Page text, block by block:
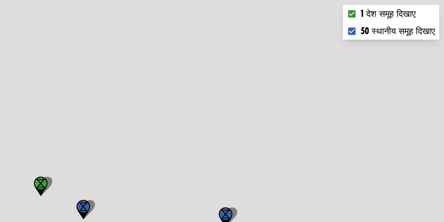
Choose what you want
1 देश समूह दिखाए
50 स्थानीय समूह दिखाए